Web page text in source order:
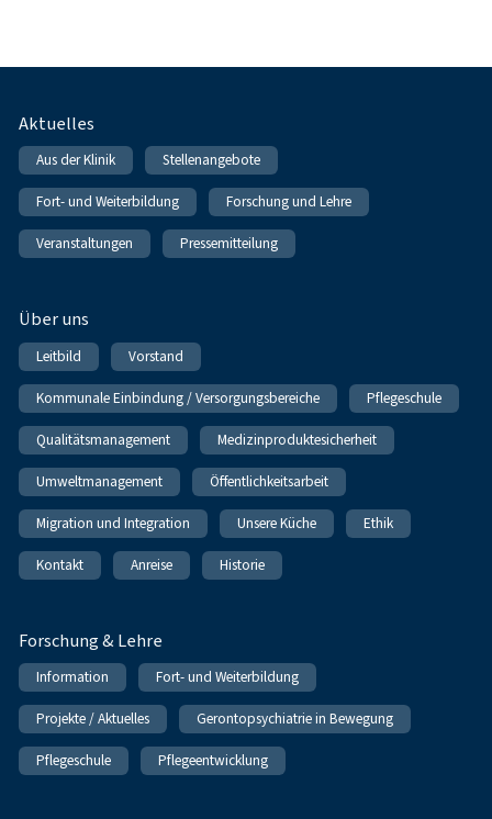
Fußnavigation
Aktuelles
Aus der Klinik Stellenangebote
Fort- und Weiterbildung Forschung und Lehre
Veranstaltungen Pressemitteilung
Über uns
Leitbild Vorstand
Kommunale Einbindung / Versorgungsbereiche Pflegeschule
Qualitätsmanagement Medizinproduktesicherheit
Umweltmanagement Öffentlichkeitsarbeit
Migration und Integration Unsere Küche Ethik
Kontakt Anreise Historie
Forschung & Lehre
Information Fort- und Weiterbildung
Projekte / Aktuelles Gerontopsychiatrie in Bewegung
Pflegeschule Pflegeentwicklung